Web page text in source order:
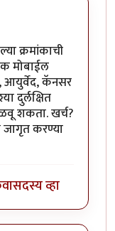
क्रमांकाची
मोबाईल
आयुर्वेद, कॅनसर
दुर्लक्षित
शकता. खर्च?
करण्या
सदस्य व्हा